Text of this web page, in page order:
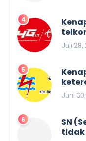
Juli 28,
Juni
SN
tidak